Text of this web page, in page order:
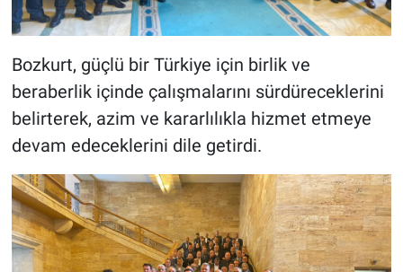
Bozkurt, güçlü bir Türkiye için birlik ve
beraberlik içinde çalışmalarını sürdüreceklerini
belirterek, azim ve kararlılıkla hizmet etmeye
devam edeceklerini dile getirdi.